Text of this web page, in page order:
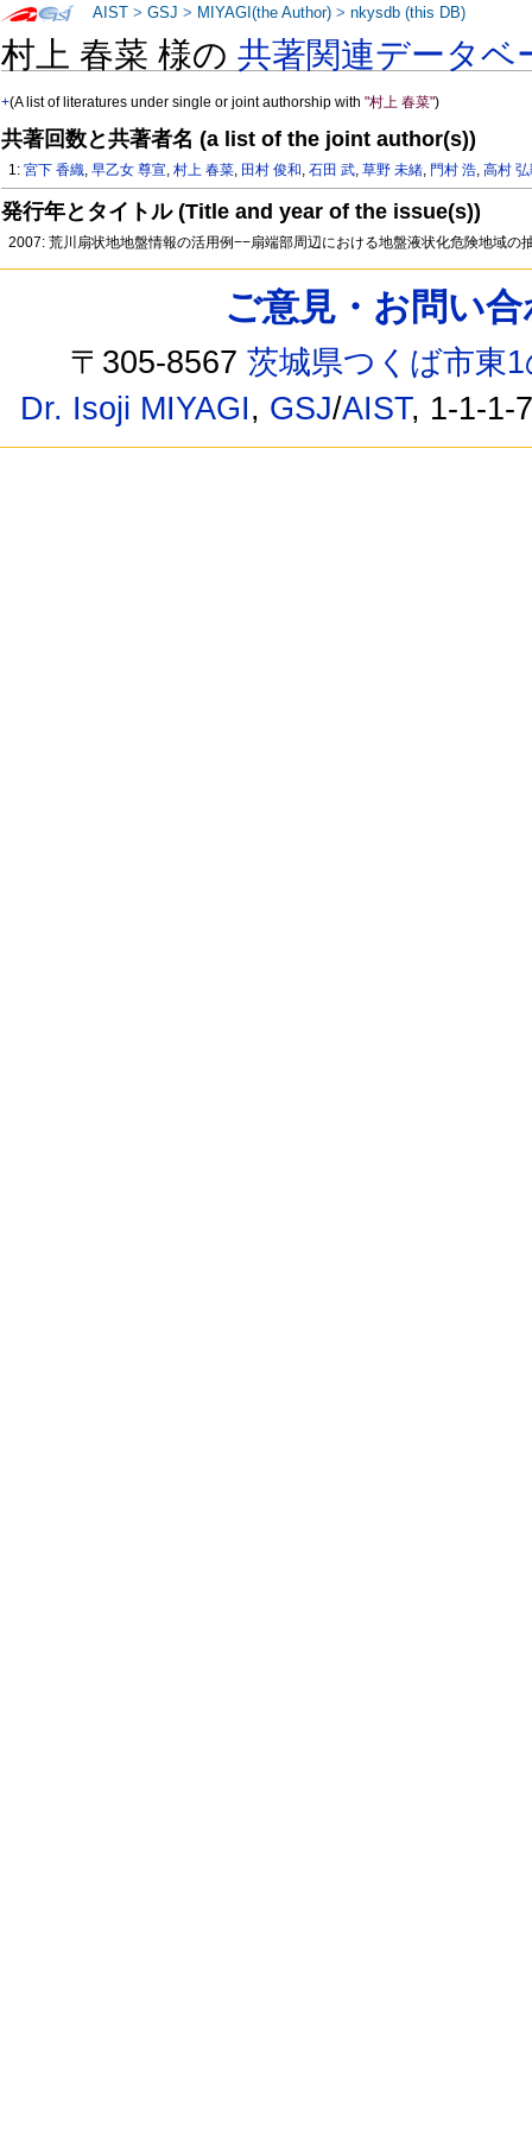
村上 春菜 様の共著関連データベ
+(A list of literatures under single or joint authorship with"村上 春菜")
共著回数と共著者名 (a list of the joint author(s))
1:宮下 香織,早乙女 尊宣,村上 春菜, 田村 俊和,石田 武,草野 未緒, 門村 浩,高村
発行年とタイトル (Title and year of the issue(s))
2007: 荒川扇状地地盤情報の活用例−−扇端部周辺における地盤液状化危険地域の
AIST >GSJ > MIYAGI(the Author) >nkysdb (this DB)
ご意見・お問い
〒305-8567茨城県つくば市東
Dr. Isoji MIYAGI, GSJ/AIST, 1-1-1-